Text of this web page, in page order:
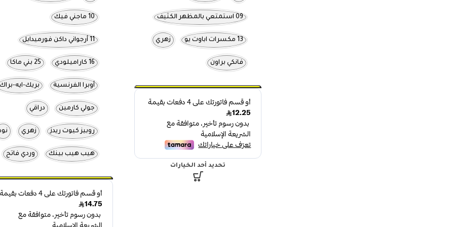
09 استمتعي بالمظهر الكثيف
13 مكسرات اباوت يو زهري
فانكي براون
تحديد أحد الخيارات
10 ماجني فيك
11 أرجواني داكن فورميدابل
16 كاراميلودي 25 بني ماكا
أوبرا الفرنسية بريك-ايه-براك
جولي كارمين دراقي
روبيز كيوت ريدز زهري
هيب هيب بينك وردي فاتح